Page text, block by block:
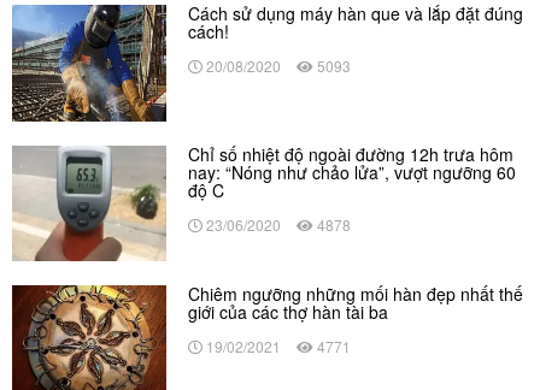
Cách sử dụng máy hàn que và lắp đặt đúng
cách!
20/08/2020 5093
Chỉ số nhiệt độ ngoài đường 12h trưa hôm
nay: “Nóng như chảo lửa”, vượt ngưỡng 60
độ C
23/06/2020 4878
Chiêm ngưỡng những mối hàn đẹp nhất thế
giới của các thợ hàn tài ba
19/02/2021 4771